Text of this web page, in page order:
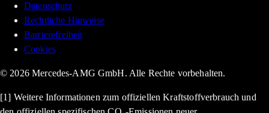
Datenschutz
Rechtliche Hinweise
Barrierefreiheit
Cookies
© 2026 Mercedes-AMG GmbH. Alle Rechte vorbehalten.
[1] Weitere Informationen zum offiziellen Kraftstoffverbrauch und